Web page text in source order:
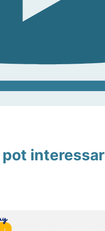
pot interessar